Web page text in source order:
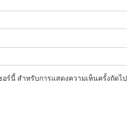
ร์นี้ สำหรับการแสดงความเห็นครั้งถัดไป